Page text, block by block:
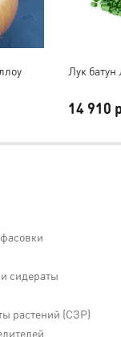
Лук
14 910
сидераты
растений (СЗР)